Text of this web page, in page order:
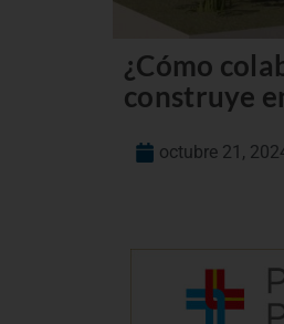
¿Cómo
construye
octubre 21,